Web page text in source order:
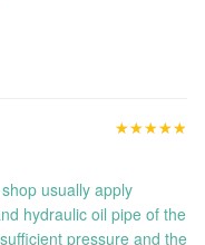
★★★★★
★★★★★
usually apply
hydraulic oil pipe of the
pressure and the